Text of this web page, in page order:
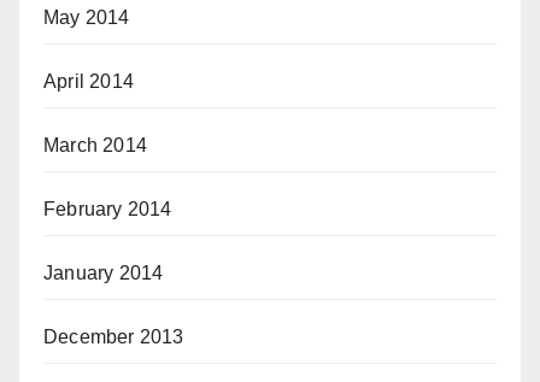
May 2014
April 2014
March 2014
February 2014
January 2014
December 2013